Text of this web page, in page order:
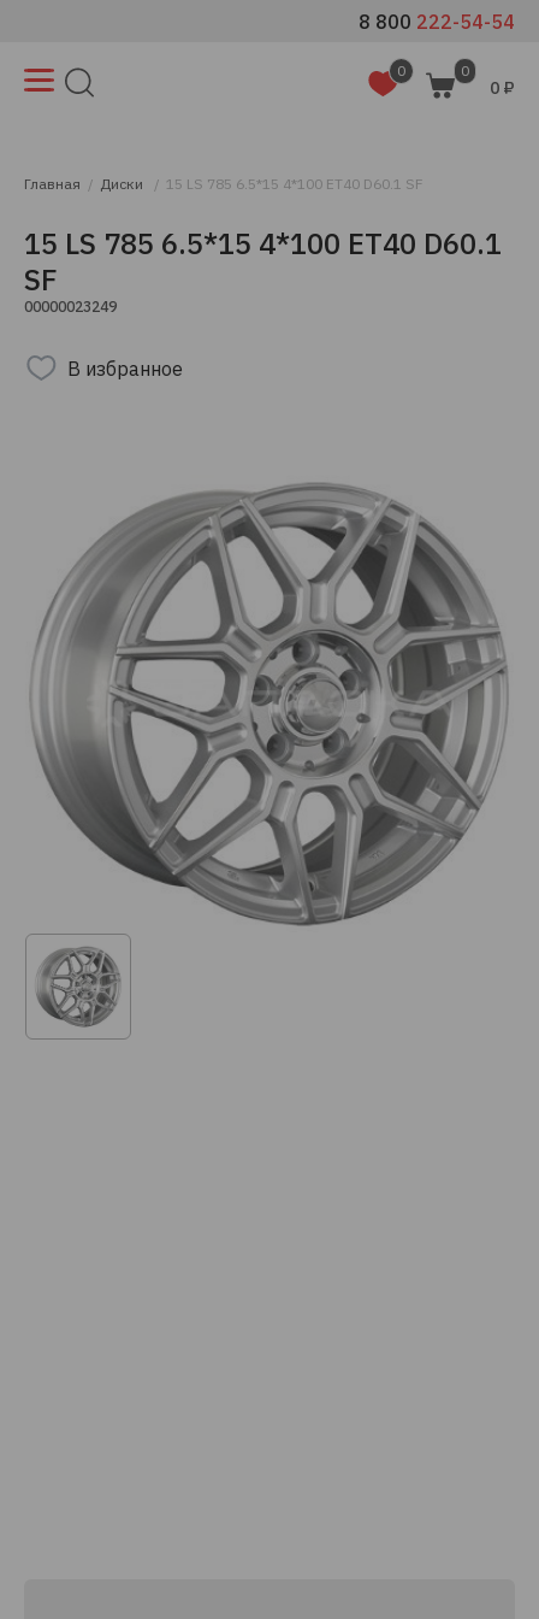
8 800 222-54-54
0 0
0 ₽
Главная Диски 15 LS 785 6.5*15 4*100 ET40 D60.1 SF
15 LS 785 6.5*15 4*100 ET40 D60.1
SF
00000023249
В избранное